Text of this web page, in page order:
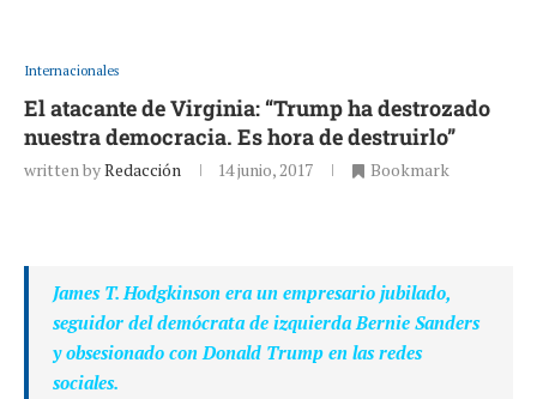
Internacionales
El atacante de Virginia: “Trump ha destrozado
nuestra democracia. Es hora de destruirlo”
written byRedacción 14 junio, 2017 Bookmark
James T. Hodgkinson era un empresario jubilado,
seguidor del demócrata de izquierda Bernie Sanders
y obsesionado con Donald Trump en las redes
sociales.